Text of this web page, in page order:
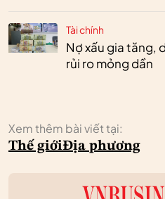
Tài chính
Nợ xấu gia tăng,
rủi ro mỏng dần
Xem thêm bài viết tại:
Thế giớiĐịa phương